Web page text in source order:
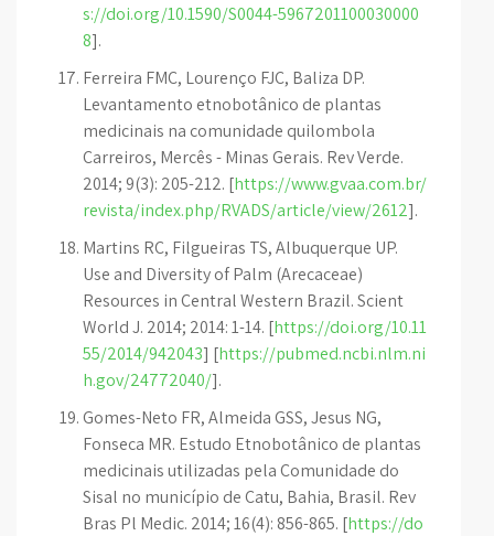
s://doi.org/10.1590/S0044-5967201100030000
8].
Ferreira FMC, Lourenço FJC, Baliza DP.
Levantamento etnobotânico de plantas
medicinais na comunidade quilombola
Carreiros, Mercês - Minas Gerais. Rev Verde.
2014; 9(3): 205-212. [https://www.gvaa.com.br/
revista/index.php/RVADS/article/view/2612].
Martins RC, Filgueiras TS, Albuquerque UP.
Use and Diversity of Palm (Arecaceae)
Resources in Central Western Brazil. Scient
World J. 2014; 2014: 1-14. [https://doi.org/10.11
55/2014/942043] [https://pubmed.ncbi.nlm.ni
h.gov/24772040/].
Gomes-Neto FR, Almeida GSS, Jesus NG,
Fonseca MR. Estudo Etnobotânico de plantas
medicinais utilizadas pela Comunidade do
Sisal no município de Catu, Bahia, Brasil. Rev
Bras Pl Medic. 2014; 16(4): 856-865. [https://do